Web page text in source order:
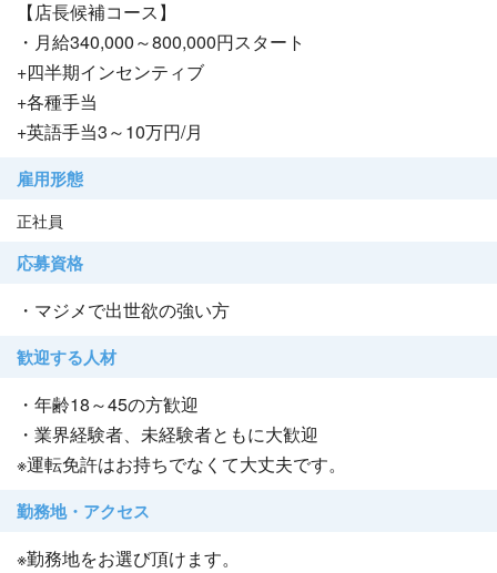
☑独立支援制度
☑家族手当
☑英語手当
【店長候補コース】
・月給340,000～800,000円スタート
+四半期インセンティブ
+各種手当
+英語手当3～10万円/月
雇用形態
正社員
応募資格
・マジメで出世欲の強い方
歓迎する人材
・年齢18～45の方歓迎
・業界経験者、未経験者ともに大歓迎
※運転免許はお持ちでなくて大丈夫です。
勤務地・アクセス
※勤務地をお選び頂けます。